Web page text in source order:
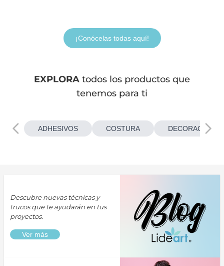
¡Conócelas todas aquí!
EXPLORA todos los productos que
tenemos para ti
ADHESIVOS COSTURA
Descubre nuevas técnicas y
trucos que te ayudarán en tus
proyectos.
Ver más